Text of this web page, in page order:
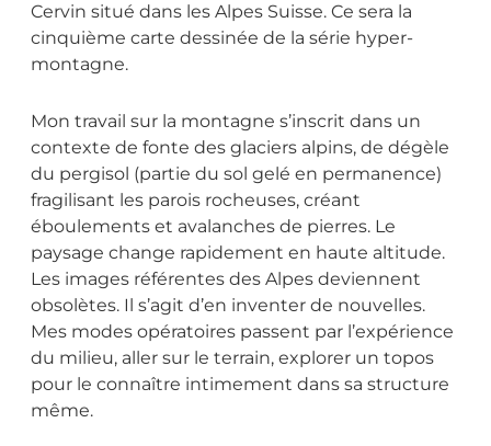
Cervin situé dans les Alpes Suisse. Ce sera la
cinquième carte dessinée de la série hyper-
montagne.
Mon travail sur la montagne s’inscrit dans un
contexte de fonte des glaciers alpins, de dégèle
du pergisol (partie du sol gelé en permanence)
fragilisant les parois rocheuses, créant
éboulements et avalanches de pierres. Le
paysage change rapidement en haute altitude.
Les images référentes des Alpes deviennent
obsolètes. Il s’agit d’en inventer de nouvelles.
Mes modes opératoires passent par l’expérience
du milieu, aller sur le terrain, explorer un topos
pour le connaître intimement dans sa structure
même.